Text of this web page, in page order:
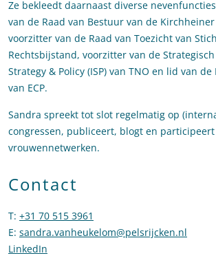
Ze bekleedt daarnaast diverse
van de Raad van Bestuur van de
voorzitter van de Raad van Toezicht van
Rechtsbijstand, voorzitter van de Strategisch
Strategy & Policy (ISP) van TNO en lid van de
van ECP.
Sandra spreekt tot slot regelmatig op
congressen, publiceert, blogt en
vrouwennetwerken.
Contact
T: +31 70 515 3961
E: sandra.vanheukelom@pelsrijcken.nl
LinkedIn